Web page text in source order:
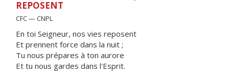
REPOSENT
CFC — CNPL
En toi Seigneur, nos vies reposent
Et prennent force dans la nuit ;
Tu nous prépares à ton aurore
Et tu nous gardes dans l'Esprit.